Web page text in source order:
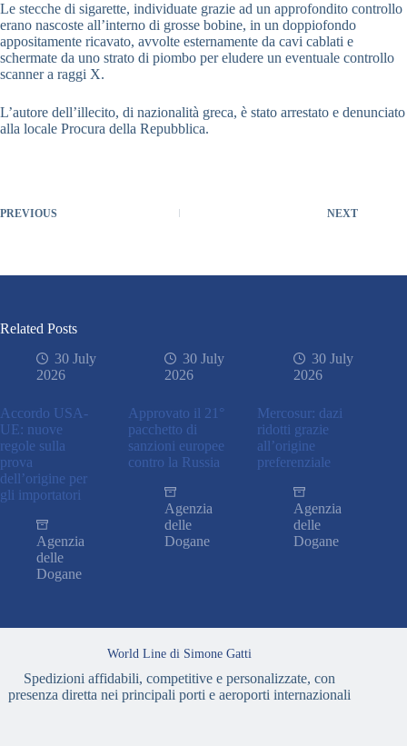
Le stecche di sigarette, individuate grazie ad un approfondito controllo
erano nascoste all’interno di grosse bobine, in un doppiofondo
appositamente ricavato, avvolte esternamente da cavi cablati e
schermate da uno strato di piombo per eludere un eventuale controllo
scanner a raggi X.
L’autore dell’illecito, di nazionalità greca, è stato arrestato e denunciato
alla locale Procura della Repubblica.
PREVIOUS NEXT
Related Posts
30 July
2026
Accordo USA-
UE: nuove
regole sulla
prova
dell’origine per
gli importatori
Agenzia
delle
Dogane
30 July
2026
Approvato il 21°
pacchetto di
sanzioni europee
contro la Russia
Agenzia
delle
Dogane
30 July
2026
Mercosur: dazi
ridotti grazie
all’origine
preferenziale
Agenzia
delle
Dogane
World Line di Simone Gatti
Spedizioni affidabili, competitive e personalizzate, con
presenza diretta nei principali porti e aeroporti internazionali